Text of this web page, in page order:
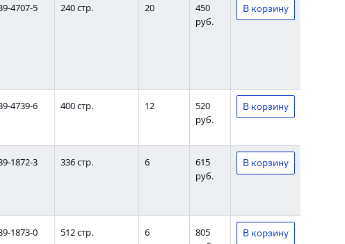
4707-5 240 стр. 20
450
руб.
4739-6 400 стр. 12
520
руб.
1872-3 336 стр. 6
615
руб.
1873-0 512 стр. 6
805